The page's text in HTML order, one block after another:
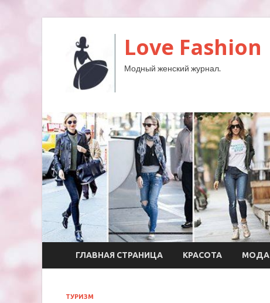
Love Fashion
Модный женский журнал.
ГЛАВНАЯ СТРАНИЦА КРАСОТА МОДА
ТУРИЗМ